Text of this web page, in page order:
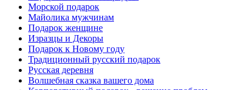
Морской подарок
Майолика мужчинам
Подарок женщине
Изразцы и Декоры
Подарок к Новому году
Традиционный русский подарок
Русская деревня
Волшебная сказка вашего дома